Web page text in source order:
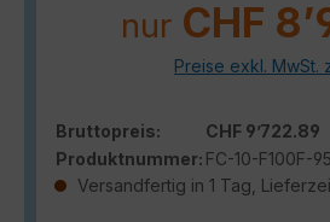
nur CHF
Preise exkl. MwSt.
Bruttopreis:
CHF 9’722.89
Produktnummer: FC-10-F100F-
Versandfertig in 1 Tag,